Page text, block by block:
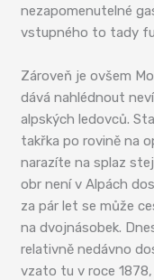
nezapomenutelné
vstupného to tady
Zároveň je ovšem
dává nahlédnout
alpských ledovců.
takřka po rovině na
narazíte na splaz
obr není v Alpách
za pár let se může
na dvojnásobek.
relativně nedávno
vzato tu v roce